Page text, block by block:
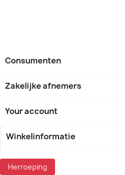
Consumenten
Zakelijke afnemers
Your account
Winkelinformatie
Herroeping